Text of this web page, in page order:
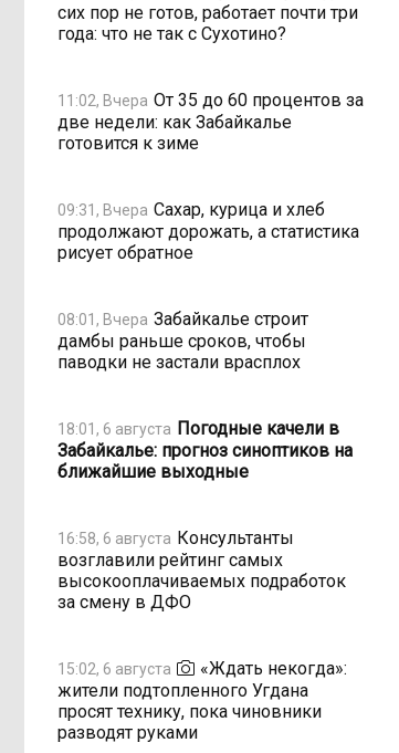
сих пор не готов, работает почти три
года: что не так с Сухотино?
11:02, Вчера От 35 до 60 процентов за
две недели: как Забайкалье
готовится к зиме
09:31, Вчера Сахар, курица и хлеб
продолжают дорожать, а статистика
рисует обратное
08:01, Вчера Забайкалье строит
дамбы раньше сроков, чтобы
паводки не застали врасплох
18:01, 6 августа Погодные качели в
Забайкалье: прогноз синоптиков на
ближайшие выходные
16:58, 6 августа Консультанты
возглавили рейтинг самых
высокооплачиваемых подработок
за смену в ДФО
15:02, 6 августа
«Ждать некогда»:
жители подтопленного Угдана
просят технику, пока чиновники
разводят руками